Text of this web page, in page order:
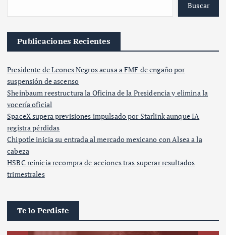
Buscar
Publicaciones Recientes
Presidente de Leones Negros acusa a FMF de engaño por
suspensión de ascenso
Sheinbaum reestructura la Oficina de la Presidencia y elimina la
vocería oficial
SpaceX supera previsiones impulsado por Starlink aunque IA
registra pérdidas
Chipotle inicia su entrada al mercado mexicano con Alsea a la
cabeza
HSBC reinicia recompra de acciones tras superar resultados
trimestrales
Te lo Perdiste